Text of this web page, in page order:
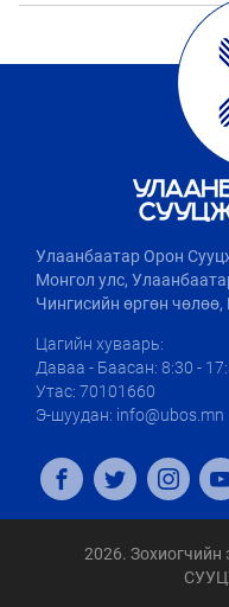
Улаанбаатар Орон
Монгол улс,
Чингисийн өргөн чөлөө,
Цагийн хуваарь:
Даваа - Баасан: 8:30 -
Утас: 70101660
Э-шуудан: info@ubos.mn
2026.